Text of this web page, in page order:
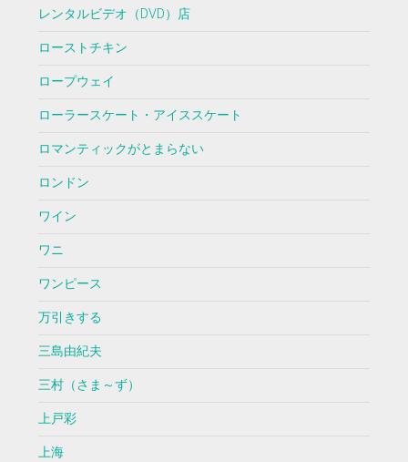
レンタルビデオ（DVD）店
ローストチキン
ロープウェイ
ローラースケート・アイススケート
ロマンティックがとまらない
ロンドン
ワイン
ワニ
ワンピース
万引きする
三島由紀夫
三村（さま～ず）
上戸彩
上海